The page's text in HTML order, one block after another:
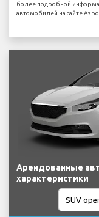
более подробной
автомобилей на сайте
Арендованные
характеристики